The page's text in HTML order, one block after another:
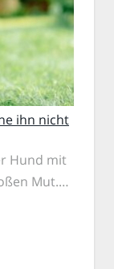
ihn nicht
Hund mit
Mut.…